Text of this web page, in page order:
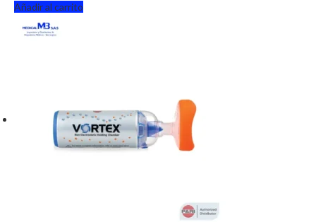
Añadir al carrito